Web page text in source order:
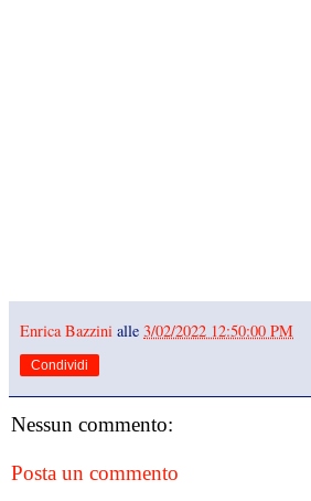
Enrica Bazzini alle 3/02/2022 12:50:00 PM
Condividi
Nessun commento:
Posta un commento